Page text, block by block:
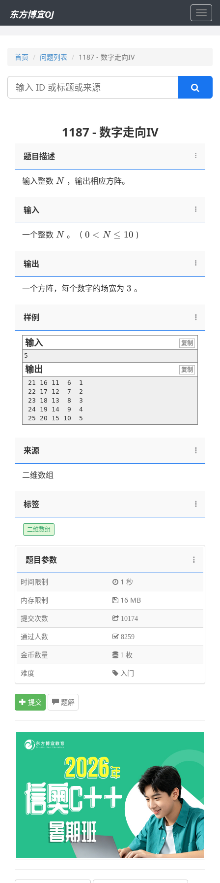
东方博宜OJ
首页 问题列表 1187 - 数字走向IV
搜
1187 - 数字走向IV
题目描述
输入整数 N
N ，输出相应方阵。
输入
一个整数 N
N 。（0
10
0 < N ≤ 10 )
输出
一个方阵，每个数字的场宽为 3
3 。
样例
输入
复制
5
输出
复制
21 16 11  6  1
22 17 12  7  2
23 18 13  8  3
24 19 14  9  4
25 20 15 10  5
来源
二维数组
标签
二维数组
题目参数
时间限制
1 秒
内存限制
16 MB
提交次数
10174
通过人数 8259
金币数量 1 枚
难度 入门
提交 题解